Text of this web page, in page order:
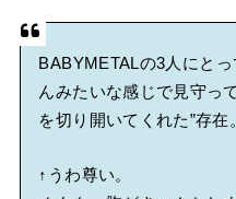
BABYMETALの3人にと
んみたいな感じで見守っ
を切り開いてくれた”存在
↑うわ尊い。